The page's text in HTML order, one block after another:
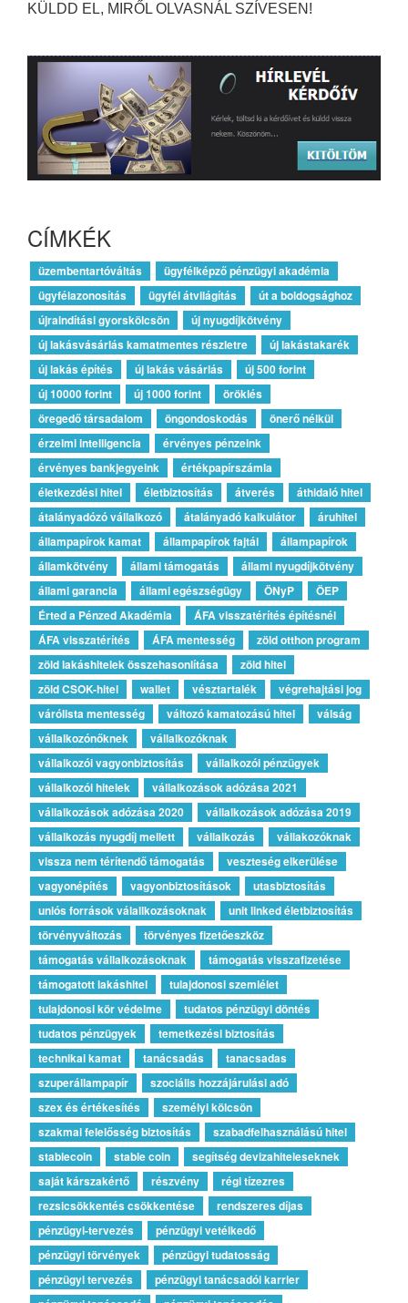
KÜLDD EL, MIRŐL OLVASNÁL SZÍVESEN!
CÍMKÉK
üzembentartóváltás
ügyfélképző pénzügyi akadémia
ügyfélazonosítás
ügyfél átvilágítás
út a boldogsághoz
újraindítási gyorskölcsön
új nyugdíjkötvény
új lakásvásárlás kamatmentes részletre
új lakástakarék
új lakás építés
új lakás vásárlás
új 500 forint
új 10000 forint
új 1000 forint
öröklés
öregedő társadalom
öngondoskodás
önerő nélkül
érzelmi intelligencia
érvényes pénzeink
érvényes bankjegyeink
értékpapírszámla
életkezdési hitel
életbiztosítás átverés
áthidaló hitel
átalányadózó vállalkozó
átalányadó kalkulátor
áruhitel
állampapírok kamat
állampapírok fajtái
állampapírok
államkötvény
állami támogatás
állami nyugdíjkötvény
állami garancia
állami egészségügy ÖNyP
ÖEP
Érted a Pénzed Akadémia
ÁFA visszatérítés építésnél
ÁFA visszatérítés
ÁFA mentesség
zöld otthon program
zöld lakáshitelek összehasonlítása
zöld hitel
zöld CSOK-hitel
wallet vésztartalék
végrehajtási jog
várólista mentesség
változó kamatozású hitel
válság
vállalkozónőknek
vállalkozóknak
vállalkozói vagyonbiztosítás
vállalkozói pénzügyek
vállalkozói hitelek
vállalkozások adózása 2021
vállalkozások adózása 2020
vállalkozások adózása 2019
vállalkozás nyugdíj mellett
vállalkozás
vállakozóknak
vissza nem térítendő támogatás
veszteség elkerülése
vagyonépítés
vagyonbiztosítások
utasbiztosítás
uniós források válallkozásoknak
unit linked életbiztosítás
törvényváltozás
törvényes fizetőeszköz
támogatás vállalkozásoknak
támogatás visszafizetése
támogatott lakáshitel
tulajdonosi szemlélet
tulajdonosi kör védelme
tudatos pénzügyi döntés
tudatos pénzügyek
temetkezési biztosítás
technikai kamat
tanácsadás
tanacsadas
szuperállampapír
szociális hozzájárulási adó
szex és értékesítés
személyi kölcsön
szakmai felelősség biztosítás
szabadfelhasználású hitel
stablecoin
stable coin
segítség devizahiteleseknek
saját kárszakértő
részvény
régi tízezres
rezsicsökkentés csökkentése
rendszeres díjas
pénzügyi-tervezés
pénzügyi vetélkedő
pénzügyi törvények
pénzügyi tudatosság
pénzügyi tervezés
pénzügyi tanácsadói karrier